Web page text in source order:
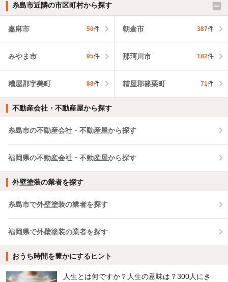
糸島市近隣の市区町村から探す
嘉麻市 50件 朝倉市 387件
みやま市 95件 那珂川市 182件
糟屋郡宇美町 88件 糟屋郡篠栗町 71件
不動産会社・不動産屋から探す
糸島市の不動産会社・不動産屋から探す
福岡県の不動産会社・不動産屋から探す
外壁塗装の業者を探す
糸島市で外壁塗装の業者を探す
福岡県で外壁塗装の業者を探す
おうち時間を豊かにするヒント
人生とは何ですか？人生の意味は？300人にき